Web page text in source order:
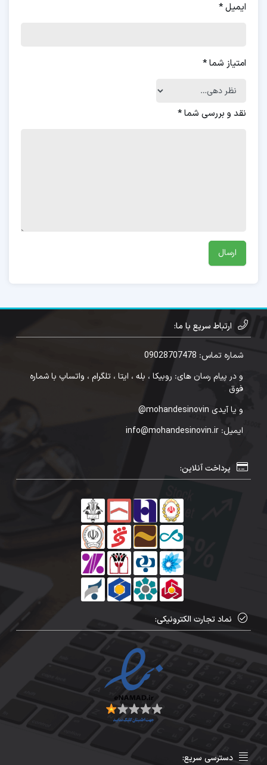
ایمیل*
امتیاز شما*
نقد و بررسی شما*
ارتباط سریع با ما:
شماره تماس: 09028707478
و در پیام رسان های: روبیکا ، بله ، ایتا ، تلگرام ، واتساپ با شماره
فوق
و یا آیدی mohandesinovin@
ایمیل: info@mohandesinovin.ir
پرداخت آنلاین:
نماد تجارت الکترونیکی:
دسترسی سریع: